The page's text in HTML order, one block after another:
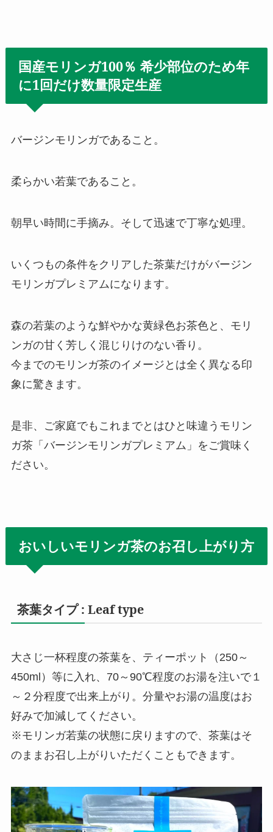
国産モリンガ100％ 希少部位のため年
に1回だけ数量限定生産
バージンモリンガであること。
柔らかい若葉であること。
朝早い時間に手摘み。そして迅速で丁寧な処理。
いくつもの条件をクリアした茶葉だけがバージン
モリンガプレミアムになります。
森の若葉のような鮮やかな黄緑色お茶色と、モリ
ンガの甘く芳しく混じりけのない香り。
今までのモリンガ茶のイメージとは全く異なる印
象に驚きます。
是非、ご家庭でもこれまでとはひと味違うモリン
ガ茶「バージンモリンガプレミアム」をご賞味く
ださい。
おいしいモリンガ茶のお召し上がり方
茶葉タイプ : Leaf type
大さじ一杯程度の茶葉を、ティーポット（250～
450ml）等に入れ、70～90℃程度のお湯を注いで１
～２分程度で出来上がり。分量やお湯の温度はお
好みで加減してください。
※モリンガ若葉の状態に戻りますので、茶葉はそ
のままお召し上がりいただくこともできます。